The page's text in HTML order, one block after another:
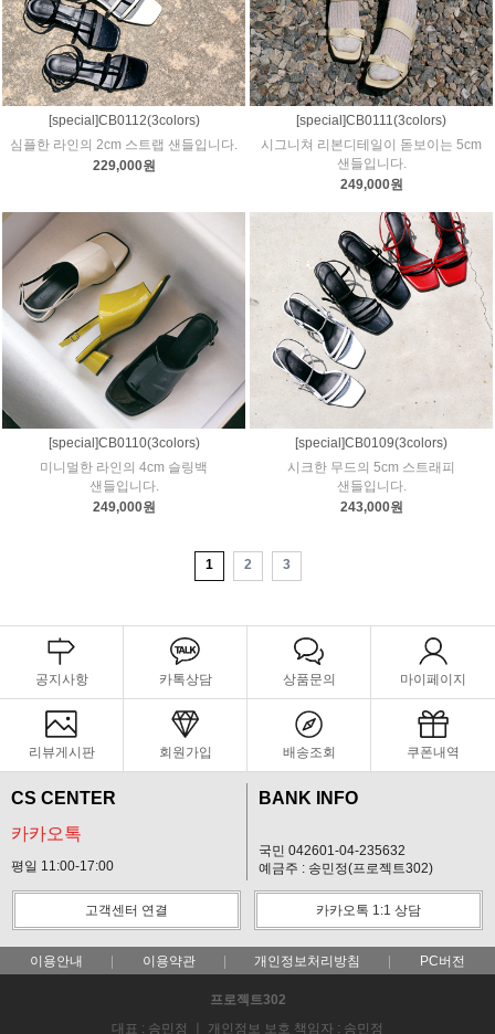
[special]CB0112(3colors)
심플한 라인의 2cm 스트랩 샌들입니다.
229,000원
[special]CB0111(3colors)
시그니쳐 리본디테일이 돋보이는 5cm
샌들입니다.
249,000원
[special]CB0110(3colors)
미니멀한 라인의 4cm 슬링백
샌들입니다.
249,000원
[special]CB0109(3colors)
시크한 무드의 5cm 스트래피
샌들입니다.
243,000원
1 2 3
공지사항 카톡상담 상품문의 마이페이지
리뷰게시판 회원가입 배송조회 쿠폰내역
CS CENTER
카카오톡
평일 11:00-17:00
BANK INFO
국민 042601-04-235632
예금주 : 송민정(프로젝트302)
고객센터 연결 카카오톡 1:1 상담
이용안내 이용약관 개인정보처리방침 PC버전
프로젝트302
대표 : 송민정 ㅣ 개인정보 보호 책임자 : 송민정